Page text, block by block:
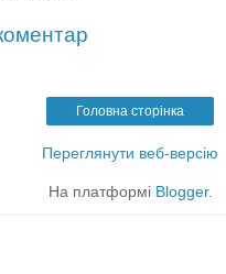
Головна сторінка
Переглянути веб-версію
На платформі Blogger.